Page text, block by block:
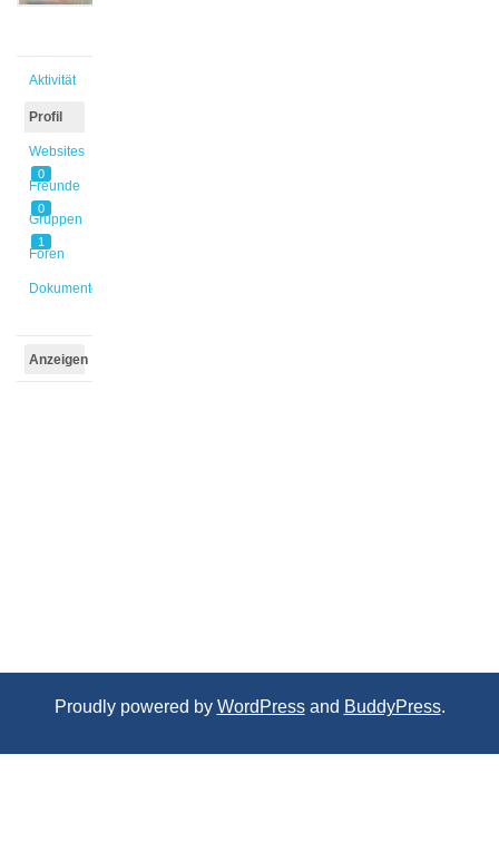
Aktivität
Profil
Websites
0
Freunde
0
Gruppen
1
Foren
Dokumente
Anzeigen
Proudly powered by WordPressand BuddyPress.